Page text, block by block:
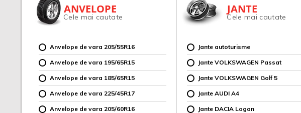
ANVELOPE
Cele mai cautate
Anvelope de vara 205/55R16
Anvelope de vara 195/65R15
Anvelope de vara 185/65R15
Anvelope de vara 225/45R17
Anvelope de vara 205/60R16
JANTE
Cele mai cautate
Jante autoturisme
Jante VOLKSWAGEN Passat
Jante VOLKSWAGEN Golf 5
Jante AUDI A4
Jante DACIA Logan